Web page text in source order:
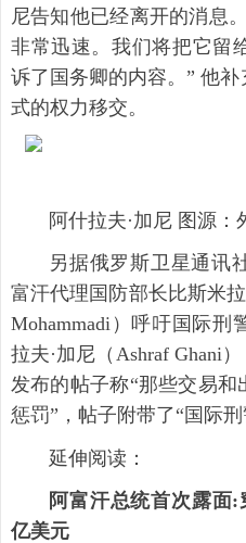
尼告知他已经离开的消息
非常迅速。我们将把它留
诉了国务卿的内容。” 他
式的权力移交。
阿什拉夫·加尼 图源：
另据俄罗斯卫星通讯
富汗代理国防部长比斯米
Mohammadi）呼吁国际
拉夫·加尼（Ashraf Ghani
发布的帖子称“那些交易
惩罚”，帖子附带了“国际
延伸阅读：
阿富汗总统首次露面
亿美元